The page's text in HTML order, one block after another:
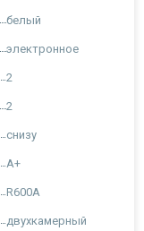
белый
электронное
2
2
снизу
A+
R600A
двухкамерный